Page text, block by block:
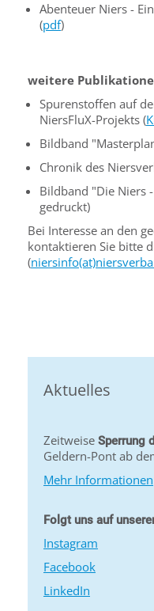
Abenteuer Niers -
(pdf)
weitere
Spurenstoffen auf
NiersFluX-Projekts (
Bildband
Chronik des
Bildband "Die Niers
gedruckt)
Bei Interesse an den
kontaktieren Sie bitte
(
Aktuelles
Zeitweise Sperrung
Geldern-Pont ab
Mehr Informationen
Folgt uns auf
Instagram
Facebook
LinkedIn